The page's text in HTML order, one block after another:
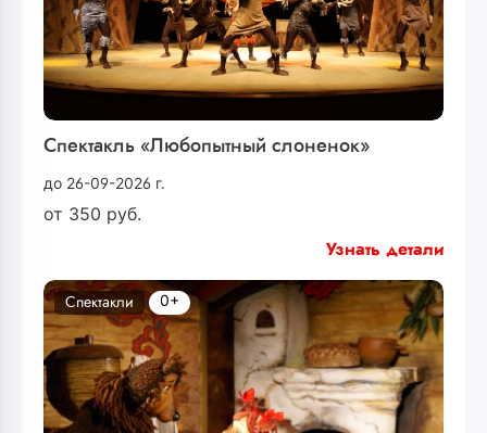
Спектакль «Любопытный слоненок»
до 26-09-2026 г.
от 350 руб.
Узнать детали
Спектакли 0+